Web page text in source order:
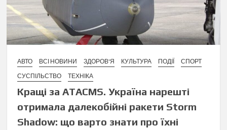
АВТО ВСІ НОВИНИ ЗДОРОВ'Я КУЛЬТУРА ПОДІЇ
СПОРТ
СУСПІЛЬСТВО
ТЕХНІКА
Кращі за ATACMS. Україна нарешті
отримала далекобійні ракети Storm
Shadow: що варто знати про їхні